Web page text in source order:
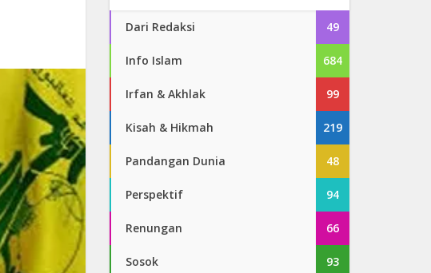
Dari Redaksi 49
Info Islam 684
Irfan & Akhlak 99
Kisah & Hikmah 219
Pandangan Dunia 48
Perspektif 94
Renungan 66
Sosok 93